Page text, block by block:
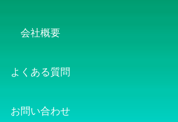
会社概要
よくある質問
お問い合わせ